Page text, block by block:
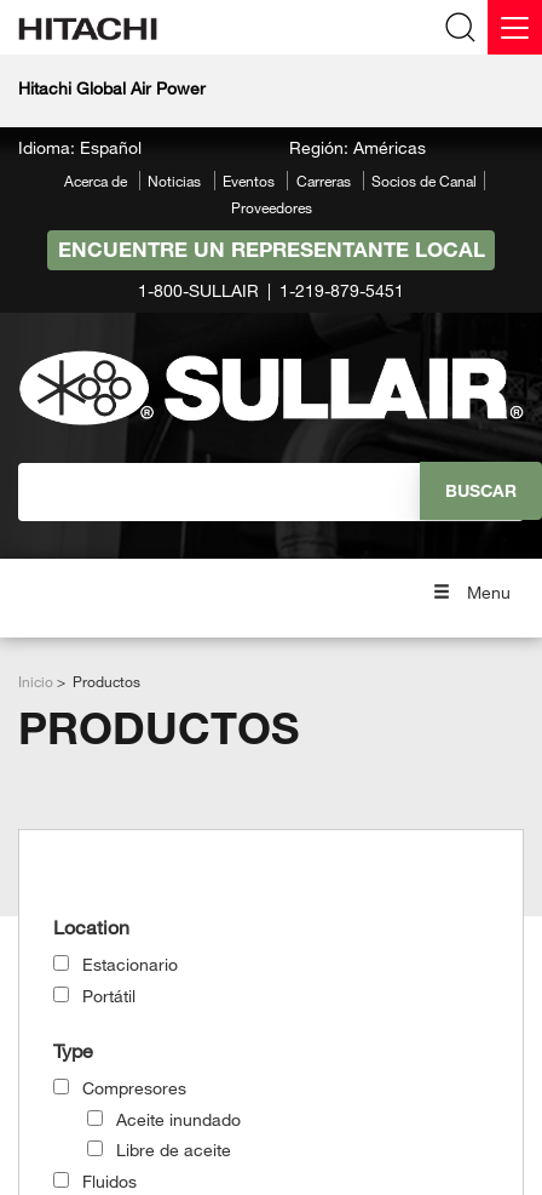
Hitachi Global Air Power
Idioma: Español Región: Américas
Acerca de Noticias Eventos Carreras
Socios de Canal
Proveedores
ENCUENTRE UN REPRESENTANTE LOCAL
1-800-SULLAIR 1-219-879-5451
Menu
Inicio Productos
PRODUCTOS
Location
Estacionario
Portátil
Type
Compresores
Aceite inundado
Libre de aceite
Fluidos